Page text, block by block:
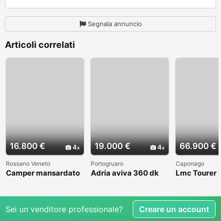
Segnala annuncio
Articoli correlati
16.800 € 4
Rossano Veneto
Camper mansardato
19.000 € 4
Portogruaro
Adria aviva 360 dk
66.900 €
Caponago
Lmc Tourer
Sei un venditore professionale? Creare un account